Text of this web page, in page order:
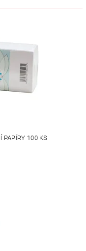
PAPÍRY 100 KS